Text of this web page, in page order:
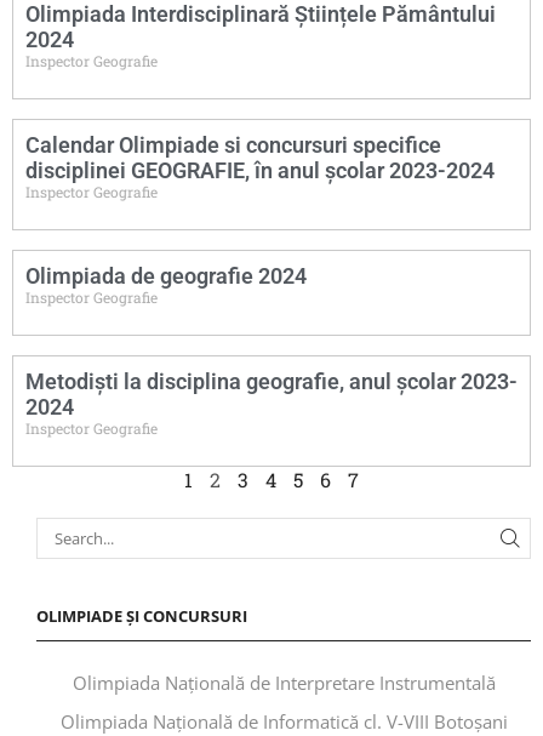
Olimpiada Interdisciplinară Științele Pământului
2024
Inspector Geografie
Calendar Olimpiade si concursuri specifice
disciplinei GEOGRAFIE, în anul școlar 2023-2024
Inspector Geografie
Olimpiada de geografie 2024
Inspector Geografie
Metodiști la disciplina geografie, anul școlar 2023-
2024
Inspector Geografie
1 2 3 4 5 6 7
OLIMPIADE ȘI CONCURSURI
Olimpiada Națională de Interpretare Instrumentală
Olimpiada Națională de Informatică cl. V-VIII Botoșani